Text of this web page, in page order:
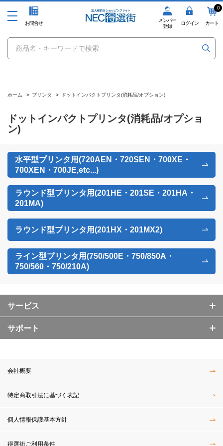
お問合せ
メンバー
登録
ログイン
0
カート
ホーム > プリンタ > ドットインパクトプリンタ(消耗品/オプション)
ドットインパクトプリンタ(消耗品/オプショ
ン)
水平型プリンタ用(720AEN・720SEN・700XE・
700XEN・700JE,etc...)
ラウンド型プリンタ用(201HE・201SE・201HA・
201MA)
ラウンド型プリンタ用(201HX・201MX2)
ライン型プリンタ用(750/500E・750/850A・
750/560・750/210A)
サービス
サポート
会社概要
特定商取引法に基づく表記
個人情報保護基本方針
得選街ご利用条件